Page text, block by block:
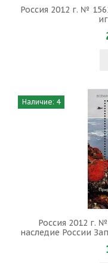
Россия 2012 г. №
Наличие: 4
Россия 2012 г.
наследие России